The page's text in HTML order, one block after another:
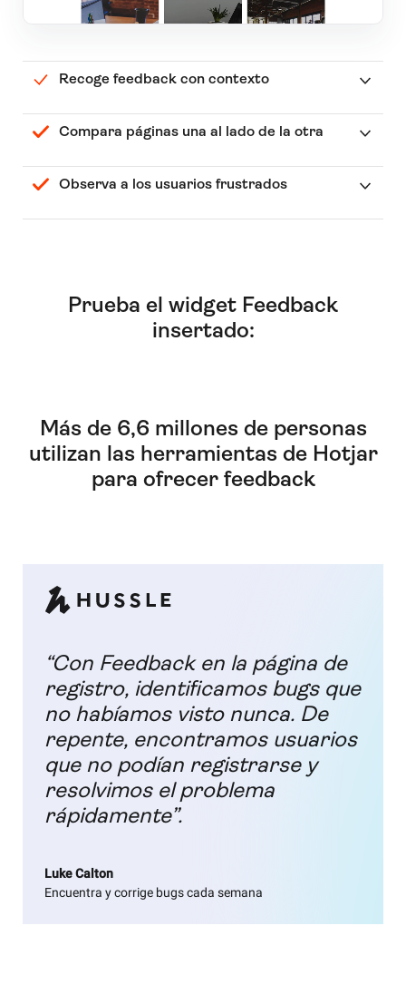
Recoge feedback con contexto
Compara páginas una al lado de la otra
Observa a los usuarios frustrados
Prueba el widget Feedback
insertado:
Más de 6,6 millones de personas
utilizan las herramientas de Hotjar
para ofrecer feedback
“Con Feedback en la página de
registro, identificamos bugs que
no habíamos visto nunca. De
repente, encontramos usuarios
que no podían registrarse y
resolvimos el problema
rápidamente”.
Luke Calton
Encuentra y corrige bugs cada semana